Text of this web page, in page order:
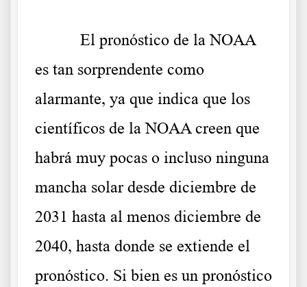
El pronóstico de la NOAA
es tan sorprendente como
alarmante, ya que indica que los
científicos de la NOAA creen que
habrá muy pocas o incluso ninguna
mancha solar desde diciembre de
2031 hasta al menos diciembre de
2040, hasta donde se extiende el
pronóstico. Si bien es un pronóstico